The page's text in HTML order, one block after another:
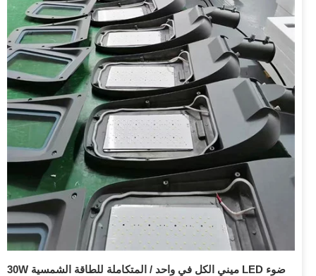
30W ميني الكل في واحد / المتكاملة للطاقة الشمسية LED ضوء